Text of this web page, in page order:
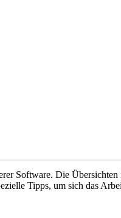
Software. Die
Tipps, um sich das